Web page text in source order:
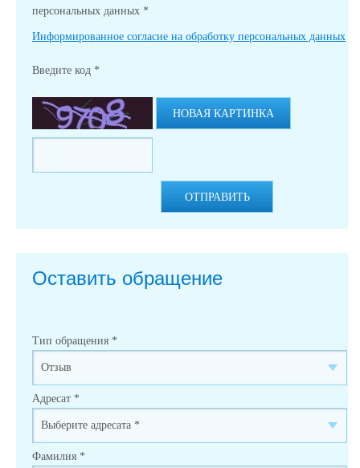
персональных данных *
Информированное согласие на обработку персональных данных
Введите код *
НОВАЯ КАРТИНКА
ОТПРАВИТЬ
Оставить обращение
Тип обращения *
Адресат *
Фамилия *